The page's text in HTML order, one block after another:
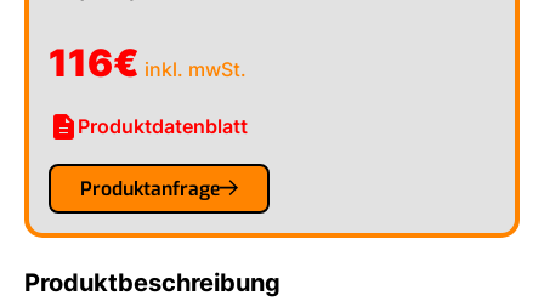
116€ inkl. mwSt.
description Produktdatenblatt
Produktanfrage
Produktbeschreibung